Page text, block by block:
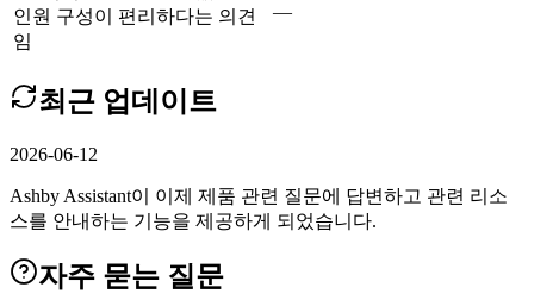
인원 구성이 편리하다는 의견
임
—
최근 업데이트
2026-06-12
Ashby Assistant이 이제 제품 관련 질문에 답변하고 관련 리소
스를 안내하는 기능을 제공하게 되었습니다.
자주 묻는 질문